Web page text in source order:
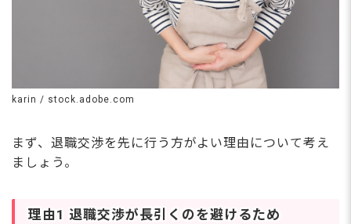
karin / stock.adobe.com
まず、退職交渉を先に行う方がよい理由について考え
ましょう。
理由1 退職交渉が長引くのを避けるため